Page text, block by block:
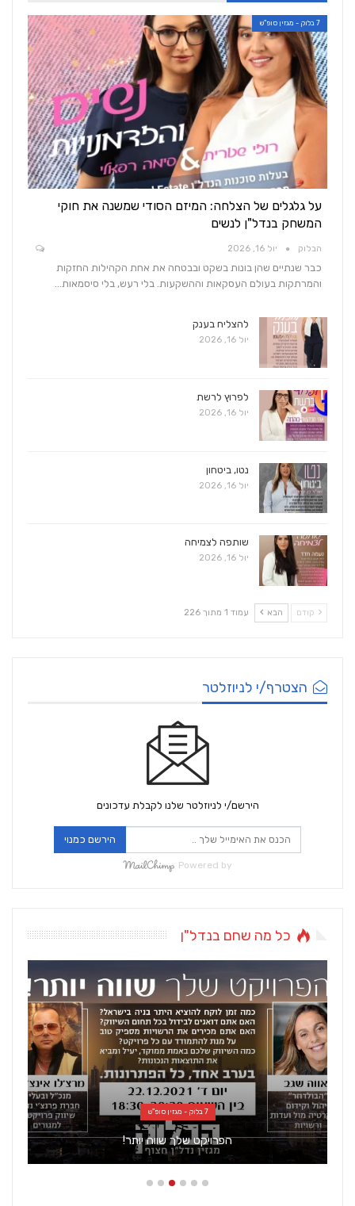
7 בלוק - מגזין סופ"ש
על גלגלים של הצלחה: המיזם הסודי שמשנה את חוקי
המשחק בנדל"ן לנשים
הבלוק יול 16, 2026
כבר שנתיים שהן בונות בשקט ובבטחה את אחת הקהילות החזקות
והמרתקות בעולם העסקאות וההשקעות. בלי רעש, בלי סיסמאות…
להצליח בענק
יול 16, 2026
לפרוץ לרשת
יול 16, 2026
נטו, ביטחון
יול 16, 2026
שותפה לצמיחה
יול 16, 2026
קודם הבא עמוד 1 מתוך 226
הצטרף/י לניוזלטר
הירשם/י לניוזלטר שלנו לקבלת עדכונים
הירשם כמנוי
Powered by
כל מה שחם בנדל"ן
7 בלוק - מגזין סופ"ש
הפרויקט שלך שווה יותר!